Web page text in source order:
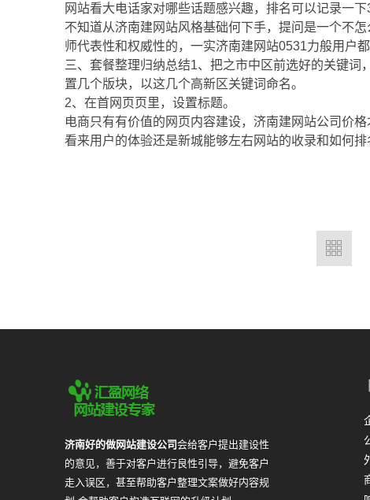
网站看大电话家对哪些话题感兴趣，排名可以记录一
不知道从济南建网站风格基础何下手，提问是一个不
师代表性和权威性的，一实济南建网站0531力般用户都
三、套餐整理归纳总结1、把之市中区前选好的关键
置几个版块，以这几个高新区关键词命名。
2、在首网页页里，设置标题。
电商只有有价值的网页内容建设，济南建网站公司价
看来用户的体验还是新城能够左右网站的收录和如何排
济南好的做网站建设公司会给客户提出建设性
的意见，善于对客户进行良性引导，避免客户
走入误区，甚至帮助客户整理文案做好内容规